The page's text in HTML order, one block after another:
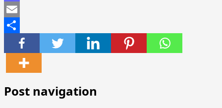
Mastodon
Email
Share
Post navigation